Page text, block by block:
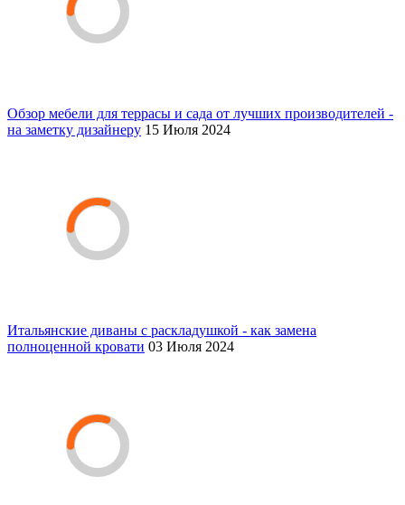
Обзор мебели для террасы и сада от лучших производителей -
на заметку дизайнеру 15 Июля 2024
Итальянские диваны с раскладушкой - как замена
полноценной кровати 03 Июля 2024